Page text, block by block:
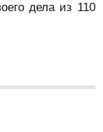
дела из 110